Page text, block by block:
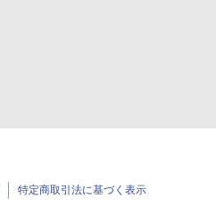
特定商取引法に基づく表示